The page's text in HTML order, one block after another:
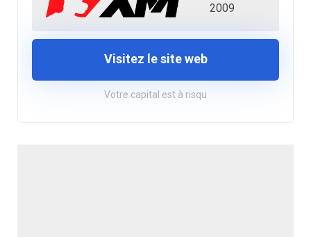
2009
Visitez le site web
Votre capital est à risqu